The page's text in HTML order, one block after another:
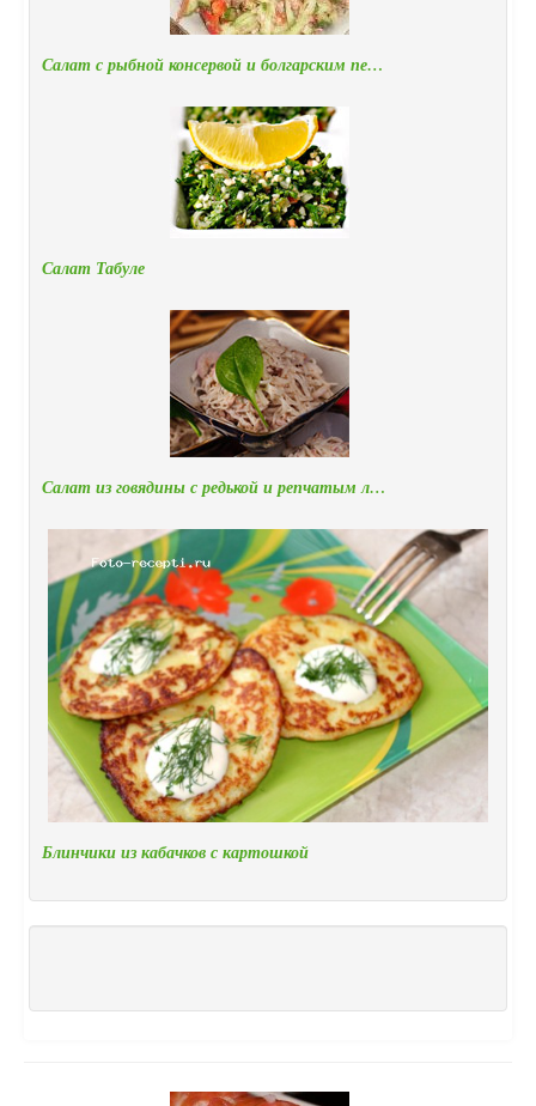
Салат с рыбной консервой и болгарским пе…
Салат Табуле
Салат из говядины с редькой и репчатым л…
Блинчики из кабачков с картошкой